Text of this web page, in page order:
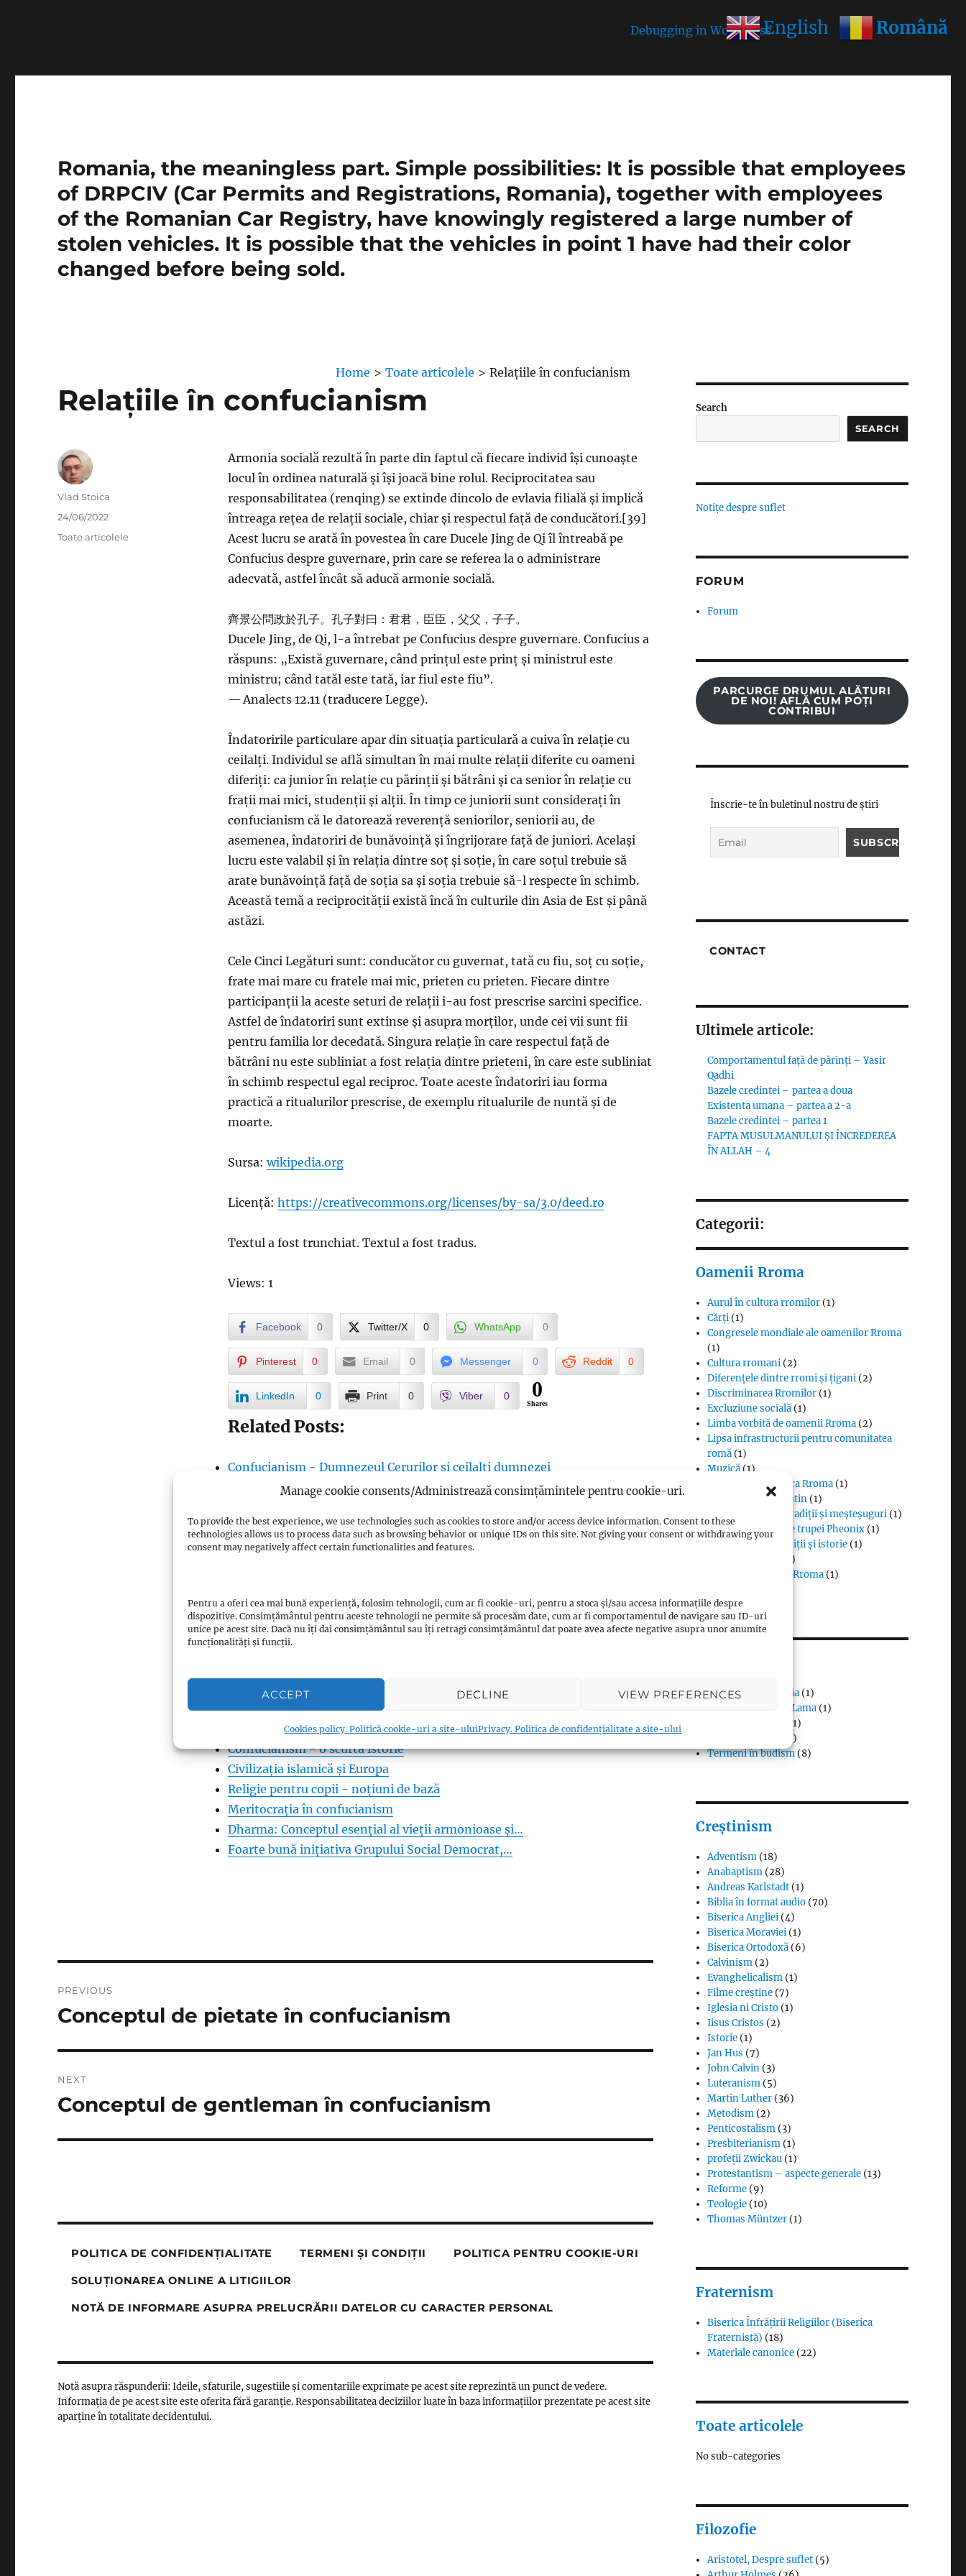
Manage cookie consents/Administrează consimțămintele pentru cookie-uri.
To provide the best experience, we use technologies such as cookies to store and/or access device information. Consent to these
technologies allows us to process data such as browsing behavior or unique IDs on this site. Not giving your consent or withdrawing your
consent may negatively affect certain functionalities and features.
Pentru a oferi cea mai bună experiență, folosim tehnologii, cum ar fi cookie-uri, pentru a stoca și/sau accesa informațiile despre
dispozitive. Consimțământul pentru aceste tehnologii ne permite să procesăm date, cum ar fi comportamentul de navigare sau ID-uri
unice pe acest site. Dacă nu îți dai consimțământul sau îți retragi consimțământul dat poate avea afecte negative asupra unor anumite
funcționalități și funcții.
ACCEPT DECLINE VIEW PREFERENCES
Cookies policy. Politică cookie-uri a site-uluiPrivacy. Politica de confidențialitate a site-ului
Debugging in WordPressfor more information. (This
Romania, the meaningless part. Simple possibilities: It is possible that employees
of DRPCIV (Car Permits and Registrations, Romania), together with employees
of the Romanian Car Registry, have knowingly registered a large number of
stolen vehicles. It is possible that the vehicles in point 1 have had their color
changed before being sold.
Home > Toate articolele > Relațiile în confucianism
Relațiile în confucianism
Armonia socială rezultă în parte din faptul că fiecare individ își cunoaște
locul în ordinea naturală și își joacă bine rolul. Reciprocitatea sau
responsabilitatea (renqing) se extinde dincolo de evlavia filială și implică
întreaga rețea de relații sociale, chiar și respectul față de conducători.[39]
Acest lucru se arată în povestea în care Ducele Jing de Qi îl întreabă pe
Confucius despre guvernare, prin care se referea la o administrare
adecvată, astfel încât să aducă armonie socială.
齊景公問政於孔子。孔子對曰：君君，臣臣，父父，子子。
Ducele Jing, de Qi, l-a întrebat pe Confucius despre guvernare. Confucius a
răspuns: „Există guvernare, când prințul este prinț și ministrul este
ministru; când tatăl este tată, iar fiul este fiu”.
— Analects 12.11 (traducere Legge).
Îndatoririle particulare apar din situația particulară a cuiva în relație cu
ceilalți. Individul se află simultan în mai multe relații diferite cu oameni
diferiți: ca junior în relație cu părinții și bătrâni și ca senior în relație cu
frații mai mici, studenții și alții. În timp ce juniorii sunt considerați în
confucianism că le datorează reverență seniorilor, seniorii au, de
asemenea, îndatoriri de bunăvoință și îngrijorare față de juniori. Același
lucru este valabil și în relația dintre soț și soție, în care soțul trebuie să
arate bunăvoință față de soția sa și soția trebuie să-l respecte în schimb.
Această temă a reciprocității există încă în culturile din Asia de Est și până
astăzi.
Cele Cinci Legături sunt: ​​conducător cu guvernat, tată cu fiu, soț cu soție,
frate mai mare cu fratele mai mic, prieten cu prieten. Fiecare dintre
participanții la aceste seturi de relații i-au fost prescrise sarcini specifice.
Astfel de îndatoriri sunt extinse și asupra morților, unde cei vii sunt fii
pentru familia lor decedată. Singura relație în care respectul față de
bătrâni nu este subliniat a fost relația dintre prieteni, în care este subliniat
în schimb respectul egal reciproc. Toate aceste îndatoriri iau forma
practică a ritualurilor prescrise, de exemplu ritualurile de nuntă și de
moarte.
Sursa:wikipedia.org
Licență: https://creativecommons.org/licenses/by-sa/3.0/deed.ro
Textul a fost trunchiat. Textul a fost tradus.
Views: 1
Facebook 0 Twitter/X 0 WhatsApp 0
Pinterest 0 Email 0 Messenger 0 Reddit 0
LinkedIn 0 Print 0 Viber 0 0
Shares
Related Posts:
Confucianism - Dumnezeul Cerurilor și ceilalți dumnezei
Conceptul de gentleman în confucianism
Confucianism - terminologie
Confucianism - moralitate și etică 2
Conceptul de pietate în confucianism
Confucianism - rectificarea numelor
Confucianism - organizare și liturghie
Confucianism
UMANITATEA ARE NEVOIE DE MODELE
Un documentar despre Islam
Confucianism - o scurtă istorie
Civilizația islamică și Europa
Religie pentru copii - noțiuni de bază
Meritocrația în confucianism
Dharma: Conceptul esențial al vieții armonioase și…
Foarte bună inițiativa Grupului Social Democrat,…
Author
Vlad Stoica
Posted
24/06/2022
Categories
Toate articolele
navigation
PREVIOUS
Previous
Conceptul de pietate în confucianism
NEXT
Next
Conceptul de gentleman în confucianism
POLITICA DE CONFIDENȚIALITATE TERMENI ȘI CONDIȚII POLITICA PENTRU COOKIE-URI
SOLUȚIONAREA ONLINE A LITIGIILOR
NOTĂ DE INFORMARE ASUPRA PRELUCRĂRII DATELOR CU CARACTER PERSONAL
Notă asupra răspunderii: Ideile, sfaturile, sugestiile și comentariile exprimate pe acest site reprezintă un punct de vedere.
Informația de pe acest site este oferita fără garanție. Responsabilitatea deciziilor luate în baza informațiilor prezentate pe acest site
aparține în totalitate decidentului.
Search
SEARCH
Notițe despre suflet
FORUM
Forum
PARCURGE DRUMUL ALĂTURI
DE NOI! AFLĂ CUM POȚI
CONTRIBUI
Înscrie-te în buletinul nostru de știri
CONTACT
Ultimele articole:
Comportamentul față de părinți – Yasir
Qadhi
Bazele credintei – partea a doua
Existenta umana – partea a 2-a
Bazele credintei – partea 1
FAPTA MUSULMANULUI ŞI ÎNCREDEREA
ÎN ALLAH – 4
Categorii:
Oamenii Rroma
Aurul în cultura rromilor (1)
Cărți (1)
Congresele mondiale ale oamenilor Rroma
(1)
Cultura rromani (2)
Diferențele dintre rromi și țigani (2)
Discriminarea Rromilor (1)
Excluziune socială (1)
Limba vorbită de oamenii Rroma (2)
Lipsa infrastructurii pentru comunitatea
romă (1)
Muzică(1)
Proverbe din cultura Rroma (1)
Romii și cultul creștin (1)
Rromii căldărari: tradiții și meșteșuguri (1)
Rromii în melodiile trupei Pheonix (1)
Rromii slătari: tradiții și istorie (1)
(1)
Steagul oamenilor Rroma (1)
Budismul în Japonia (1)
Interviuri cu Dalai Lama (1)
(1)
(1)
Termeni în budism(8)
Creștinism
Adventism (18)
Anabaptism (28)
Andreas Karlstadt (1)
Biblia în format audio (70)
Biserica Angliei (4)
Biserica Moraviei (1)
Biserica Ortodoxă (6)
Calvinism (2)
Evanghelicalism (1)
Filme creștine (7)
Iglesia ni Cristo (1)
Iisus Cristos (2)
Istorie (1)
Jan Hus (7)
John Calvin (3)
Luteranism (5)
Martin Luther (36)
Metodism (2)
Penticostalism (3)
Presbiterianism (1)
profeții Zwickau (1)
Protestantism – aspecte generale (13)
Reforme (9)
Teologie (10)
Thomas Müntzer (1)
Fraternism
Biserica Înfrățirii Religiilor (Biserica
Fraternistă) (18)
Materiale canonice (22)
Toate articolele
No sub-categories
Filozofie
Aristotel, Despre suflet (5)
English Română